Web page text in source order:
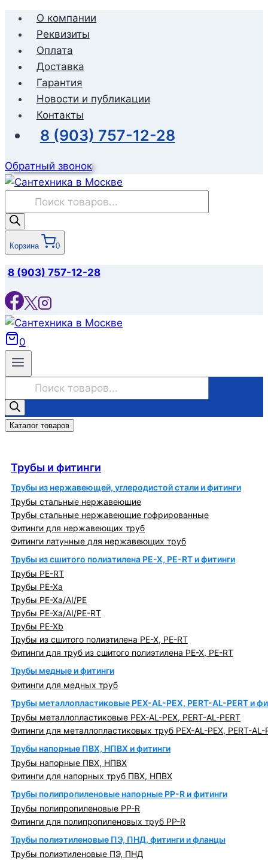
Перейти
содержимому
О компании
Реквизиты
Оплата
Доставка
Гарантия
Новости и публикации
Контакты
8 (903) 757-12-28
Обратный звонок
товаров
Корзина 0
8 (903) 757-12-28
0
товаров
Каталог товаров
Трубы и фитинги
Трубы из нержавеющей, углеродистой стали и фитинги
Трубы стальные нержавеющие
Трубы стальные нержавеющие гофрированные
Фитинги для нержавеющих труб
Фитинги латунные для нержавеющих труб
Трубы из сшитого полиэтилена PE-X, PE-RT и фитинги
Трубы PE-RT
Трубы PE-Xa
Трубы PE-Xa/AI/PE
Трубы PE-Xa/AI/PE-RT
Трубы PE-Xb
Трубы из сшитого полиэтилена PE-X, PE-RT
Фитинги для труб из сшитого полиэтилена PE-X, PE-RT
Трубы медные и фитинги
Фитинги для медных труб
Трубы металлопластиковые PEX-AL-PEX, PERT-AL-PERT и
Трубы металлопластиковые PEX-AL-PEX, PERT-AL-PERT
Фитинги для металлопластиковых труб PEX-AL-PEX, PERT-AL-
Трубы напорные ПВХ, НПВХ и фитинги
Трубы напорные ПВХ, НПВХ
Фитинги для напорных труб ПВХ, НПВХ
Трубы полипропиленовые напорные PP-R и фитинги
Трубы полипропиленовые PP-R
Фитинги для полипропиленовых труб PP-R
Трубы полиэтиленовые ПЭ, ПНД, фитинги и фланцы
Трубы полиэтиленовые ПЭ, ПНД